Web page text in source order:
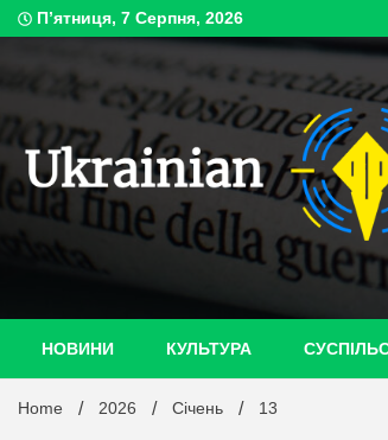
Skip
to
П’ятниця, 7 Серпня, 2026
НОВИНИ КУЛЬТУРА
Home 2026 Січень 13